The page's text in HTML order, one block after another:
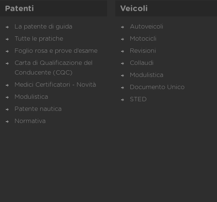
Patenti
La patente di guida
Tutte le pratiche
Foglio rosa e prove d’esame
Carta di Qualificazione del
Conducente (CQC)
Medici Certificatori - Novità
Modulistica
Patente nautica
Normativa
Veicoli
Autoveicoli
Motocicli
Revisioni
Collaudi
Modulistica
Documento Unico
STED